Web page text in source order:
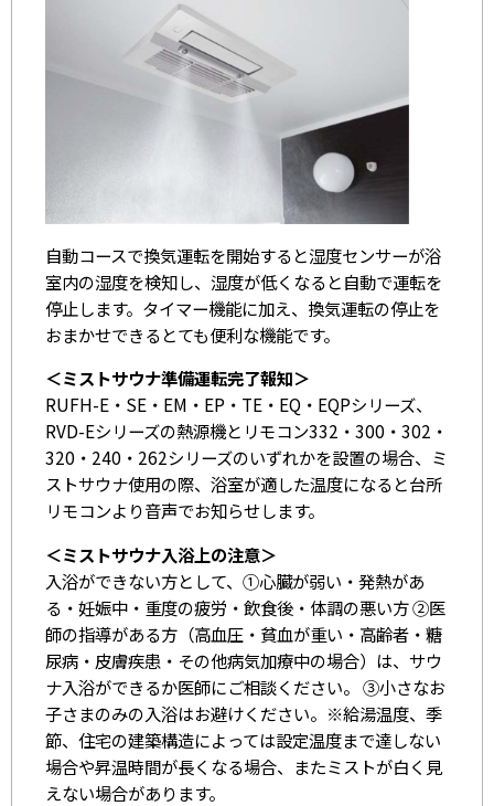
自動コースで換気運転を開始すると湿度センサーが浴
室内の湿度を検知し、湿度が低くなると自動で運転を
停止します。タイマー機能に加え、換気運転の停止を
おまかせできるとても便利な機能です。
＜ミストサウナ準備運転完了報知＞
RUFH-E・SE・EM・EP・TE・EQ・EQPシリーズ、
RVD-Eシリーズの熱源機とリモコン332・300・302・
320・240・262シリーズのいずれかを設置の場合、ミ
ストサウナ使用の際、浴室が適した温度になると台所
リモコンより音声でお知らせします。
＜ミストサウナ入浴上の注意＞
入浴ができない方として、①心臓が弱い・発熱があ
る・妊娠中・重度の疲労・飲食後・体調の悪い方 ②医
師の指導がある方（高血圧・貧血が重い・高齢者・糖
尿病・皮膚疾患・その他病気加療中の場合）は、サウ
ナ入浴ができるか医師にご相談ください。 ③小さなお
子さまのみの入浴はお避けください。※給湯温度、季
節、住宅の建築構造によっては設定温度まで達しない
場合や昇温時間が長くなる場合、またミストが白く見
えない場合があります。